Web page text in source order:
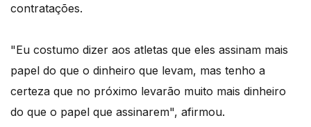
contratações.
"Eu costumo dizer aos atletas que eles assinam mais
papel do que o dinheiro que levam, mas tenho a
certeza que no próximo levarão muito mais dinheiro
do que o papel que assinarem", afirmou.